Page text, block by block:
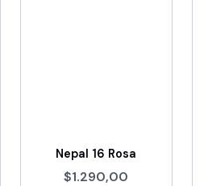
Nepal 16 Rosa
$1.290,00